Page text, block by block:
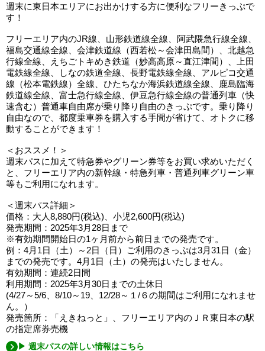
週末に東日本エリアにお出かけする方に便利なフリーきっぷで
す！
フリーエリア内のJR線、山形鉄道線全線、阿武隈急行線全線、
福島交通線全線、会津鉄道線（西若松～会津田島間）、北越急
行線全線、えちごトキめき鉄道（妙高高原～直江津間）、上田
電鉄線全線、しなの鉄道全線、長野電鉄線全線、アルピコ交通
線（松本電鉄線）全線、ひたちなか海浜鉄道線全線、鹿島臨海
鉄道線全線、富士急行線全線、伊豆急行線全線の普通列車（快
速含む）普通車自由席が乗り降り自由のきっぷです。乗り降り
自由なので、都度乗車券を購入する手間が省けて、オトクに移
動することができます！
＜おススメ！＞
週末パスに加えて特急券やグリーン券等をお買い求めいただく
と、フリーエリア内の新幹線・特急列車・普通列車グリーン車
等もご利用になれます。
＜週末パス詳細＞
価格：大人8,880円(税込)、小児2,600円(税込)
発売期間：2025年3月28日まで
※有効期間開始日の1ヶ月前から前日までの発売です。
例：4月1日（土）～2日（日）ご利用のきっぷは3月31日（金）
までの発売です。4月1日（土）の発売はいたしません。
有効期間：連続2日間
利用期間：2025年3月30日までの土休日
(4/27～5/6、8/10～19、12/28～１/６の期間はご利用になれませ
ん。）
発売箇所：「えきねっと」、フリーエリア内のＪＲ東日本の駅
の指定席券売機
▶ 週末パスの詳しい情報はこちら